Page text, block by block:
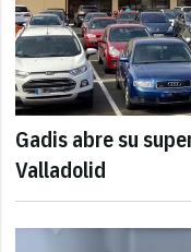
Gadis abre su
Valladolid